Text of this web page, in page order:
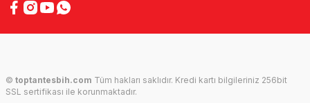
© toptantesbih.com Tüm hakları saklıdır. Kredi kartı bilgileriniz 256bit
SSL sertifikası ile korunmaktadır.